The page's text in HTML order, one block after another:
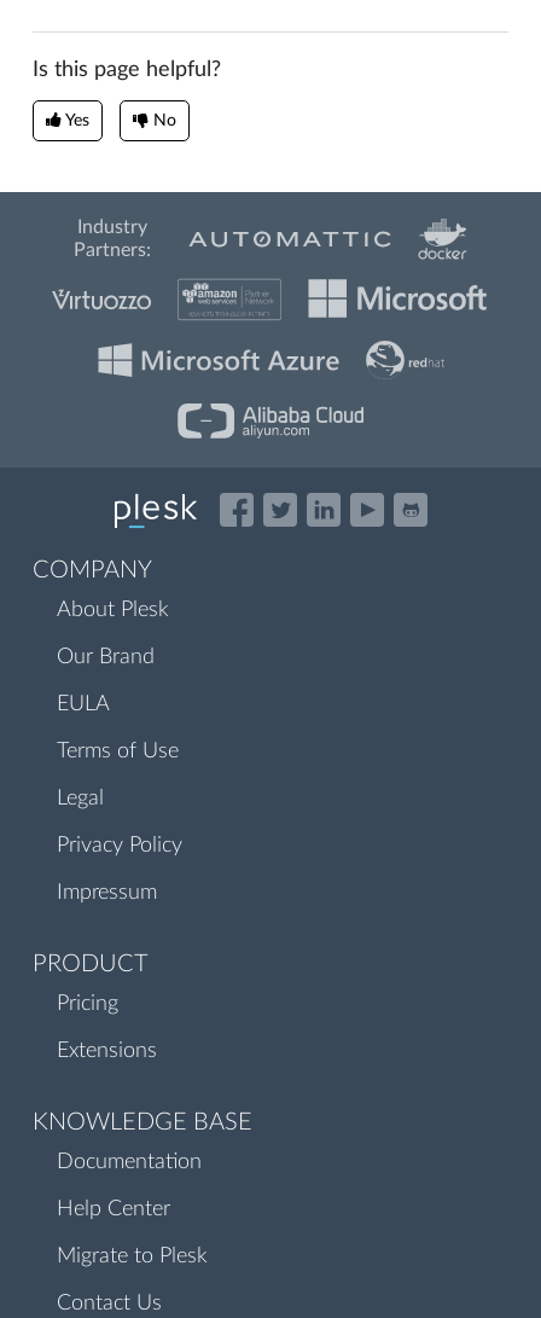
Is this page helpful?
Yes No
Industry
Partners:
COMPANY
About Plesk
Our Brand
EULA
Terms of Use
Legal
Privacy Policy
Impressum
PRODUCT
Pricing
Extensions
KNOWLEDGE BASE
Documentation
Help Center
Migrate to Plesk
Contact Us